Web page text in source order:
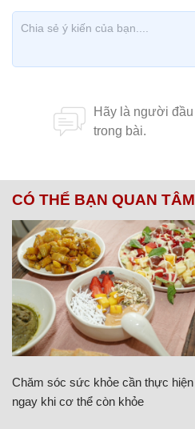
CÓ THỂ BẠN QUAN TÂM
Chăm sóc sức khỏe cần thực hiện
ngay khi cơ thể còn khỏe